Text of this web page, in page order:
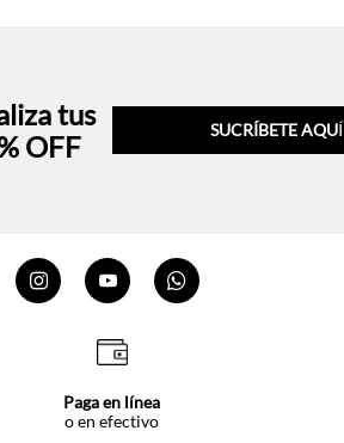
tus
OFF
SUCRÍBETE AQUÍ
Paga en línea
o en efectivo